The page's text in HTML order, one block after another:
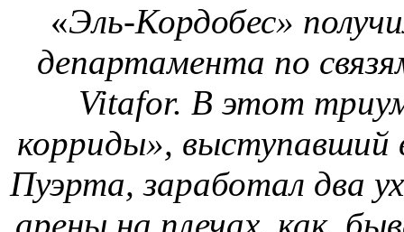
«Эль-Кордобес»
департамента по
Vitafor. В этот
корриды», выступавший
Пуэрта, заработал два
арены на плечах, как